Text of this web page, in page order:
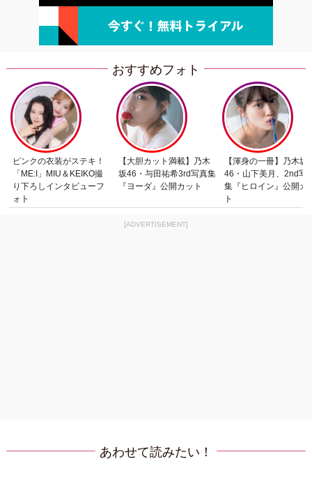
おすすめフォト
ピンクの衣装がステキ！
「ME:I」MIU＆KEIKO撮
り下ろしインタビューフ
ォト
【大胆カット満載】乃木
坂46・与田祐希3rd写真集
『ヨーダ』公開カット
【渾身の一冊】乃木坂
46・山下美月、2nd写
集『ヒロイン』公開カ
ト
[ADVERTISEMENT]
あわせて読みたい！